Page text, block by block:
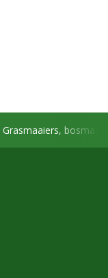
Grasmaaiers,